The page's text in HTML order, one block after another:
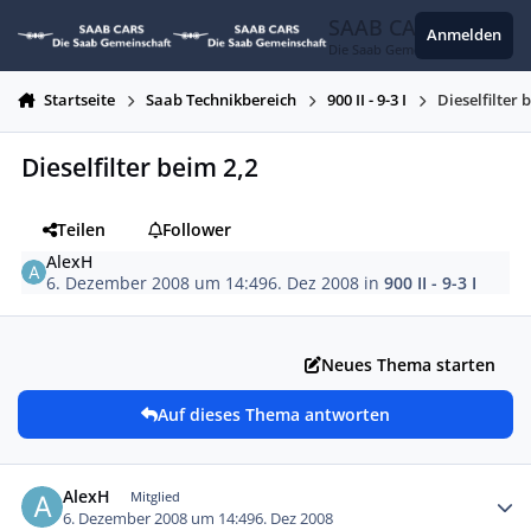
SAAB CARS
Die Saab Gemeinschaft
Anmelden
Startseite Saab Technikbereich 900 II - 9-3 I Dieselfilter
Dieselfilter beim 2,2
Teilen
Follower
AlexH
6. Dezember 2008 um 14:496. Dez 2008 in900 II - 9-3 I
Neues Thema starten
Auf dieses Thema antworten
AlexH Mitglied
6. Dezember 2008 um 14:496. Dez 2008